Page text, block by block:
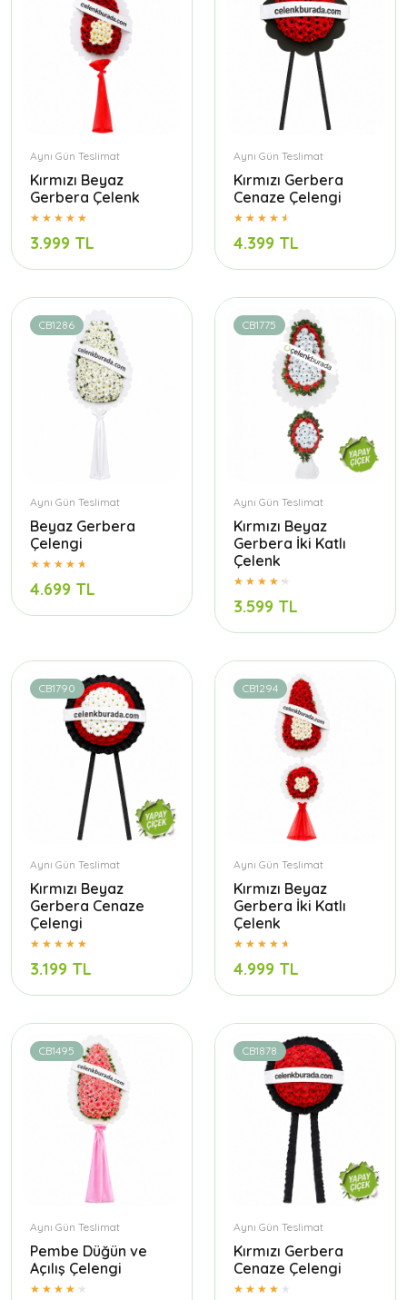
Aynı Gün Teslimat
Kırmızı Beyaz
Gerbera Çelenk
3.999 TL
Aynı Gün Teslimat
Kırmızı Gerbera
Cenaze Çelengi
4.399 TL
CB1286
Aynı Gün Teslimat
Beyaz Gerbera
Çelengi
4.699 TL
CB1775
Aynı Gün Teslimat
Kırmızı Beyaz
Gerbera İki Katlı
Çelenk
3.599 TL
CB1790
Aynı Gün Teslimat
Kırmızı Beyaz
Gerbera Cenaze
Çelengi
3.199 TL
CB1294
Aynı Gün Teslimat
Kırmızı Beyaz
Gerbera İki Katlı
Çelenk
4.999 TL
CB1495
Aynı Gün Teslimat
Pembe Düğün ve
Açılış Çelengi
CB1878
Aynı Gün Teslimat
Kırmızı Gerbera
Cenaze Çelengi